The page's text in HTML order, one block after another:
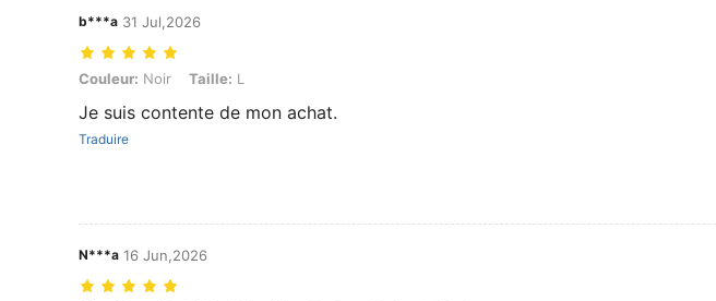
b***a 31 Jul,2026
Couleur: Noir, Taille: L
Couleur: Noir Taille: L
Je suis contente de mon achat.
Traduire
N***a 16 Jun,2026